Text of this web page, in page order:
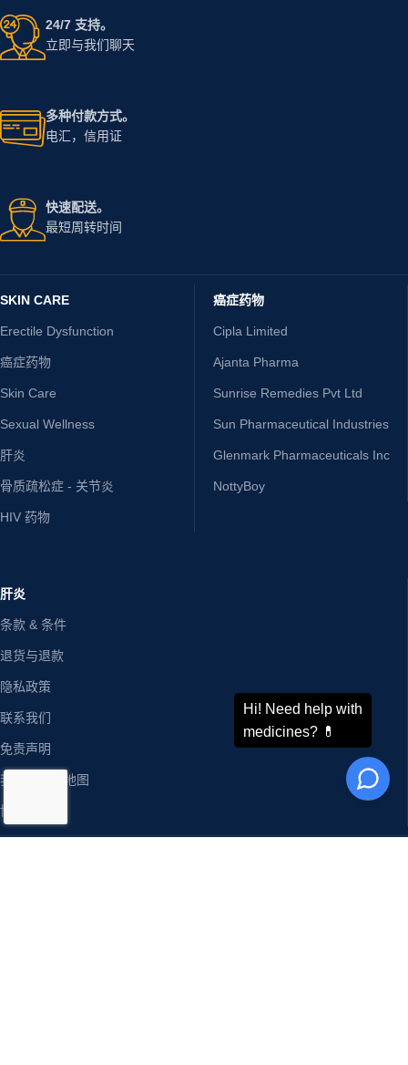
24/7 支持。
立即与我们聊天
多种付款方式。
电汇，信用证
快速配送。
最短周转时间
SKIN CARE
Erectile Dysfunction
癌症药物
Skin Care
Sexual Wellness
肝炎
骨质疏松症 - 关节炎
HIV 药物
癌症药物
Cipla Limited
Ajanta Pharma
Sunrise Remedies Pvt Ltd
Sun Pharmaceutical Industries
Glenmark Pharmaceuticals Inc
NottyBoy
肝炎
条款 & 条件
退货与退款
隐私政策
联系我们
免责声明
我们的网站地图
博客